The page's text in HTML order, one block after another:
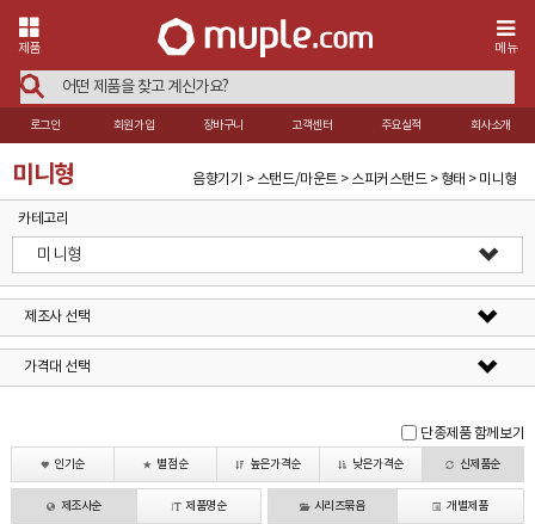
제품 메뉴
로그인 회원가입 장바구니 고객센터 주요실적 회사소개
미니형 음향기기 > 스탠드/마운트 > 스피커스탠드 > 형태 > 미니형
카테고리
미니형
제조사 선택
가격대 선택
단종제품 함께보기
인기순 별점순 높은가격순 낮은가격순 신제품순
제조사순 제품명순 시리즈묶음 개별제품